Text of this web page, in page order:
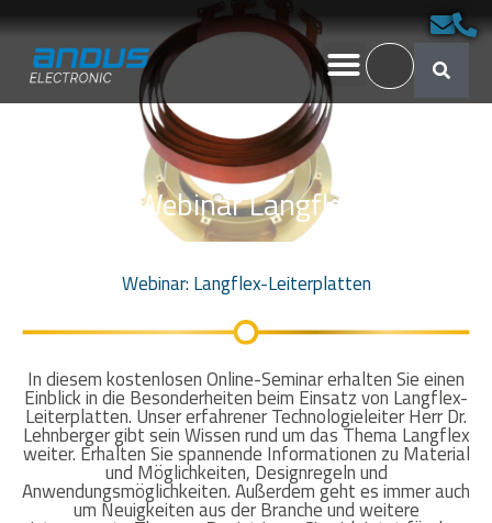
Webinar Langflex
Webinar: Langflex-Leiterplatten
In diesem kostenlosen Online-Seminar erhalten Sie einen
Einblick in die Besonderheiten beim Einsatz von Langflex-
Leiterplatten. Unser erfahrener Technologieleiter Herr Dr.
Lehnberger gibt sein Wissen rund um das Thema Langflex
weiter. Erhalten Sie spannende Informationen zu Material
und Möglichkeiten, Designregeln und
Anwendungsmöglichkeiten. Außerdem geht es immer auch
um Neuigkeiten aus der Branche und weitere